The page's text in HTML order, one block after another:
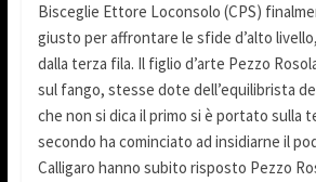
Bisceglie Ettore Loconsolo (CPS)
giusto per affrontare le sfide d’alto
dalla terza fila. Il figlio d’arte Pezzo
sul fango, stesse dote dell’equilibrista
che non si dica il primo si è portato sulla
secondo ha cominciato ad insidiarne il
Calligaro hanno subito risposto Pezzo